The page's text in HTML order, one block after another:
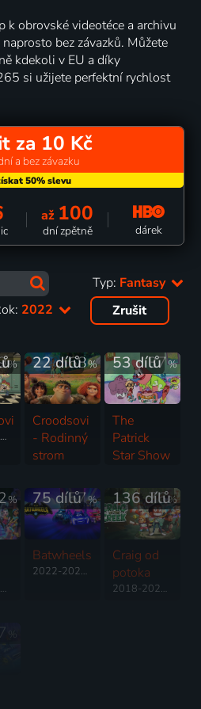
k obrovské videotéce a archivu
bez závazků. Můžete
kdekoli v EU a díky
si užijete perfektní rychlost
za 10 Kč
a bez závazku
až 100
dní zpětně dárek
Typ: Fantasy
2022 Zrušit
%
2016-2026 | USA | Animovaný, Akční, Dobrodružný, Drama, Fantasy, Hudební, Komedie, Rodinný, Thriller, Horor
68%
22 dílů
Croodsovi
- Rodinný
strom
37%
53 dílů
The
Patrick
Star Show
%
2022-2024 | USA | Animovaný, Fantasy, Komedie, Pohádka, Rodinný
57%
75 dílů
Batwheels
2022-2026 | USA | Animovaný, Akční, Dobrodružný, Fantasy, Komedie, Pohádka, Rodinný, Science Fiction
76%
136 dílů
Craig od
potoka
2018-2024 | USA | Animovaný, Dobrodružný, Drama, Fantasy, Komedie, Pohádka, Rodinný, Akční, Science Fiction